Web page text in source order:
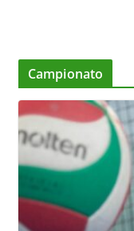
Campionato